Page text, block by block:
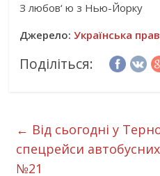
З любов‘ ю з Нью-Йорку
Джерело:Українська
Поділіться:
← Від сьогодні у
спецрейси
№21